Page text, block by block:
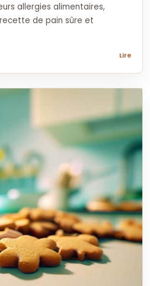
allergies alimentaires,
de pain sûre et
Lire